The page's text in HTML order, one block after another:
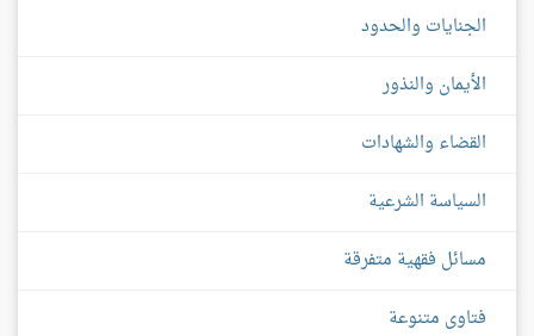
الجنايات والحدود
الأيمان والنذور
القضاء والشهادات
السياسة الشرعية
مسائل فقهية متفرقة
فتاوى متنوعة